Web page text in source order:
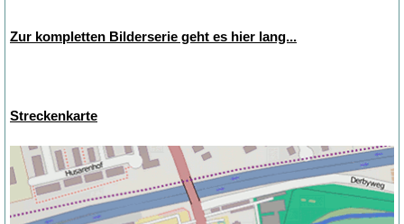
Zur kompletten Bilderserie geht es hier lang...
Streckenkarte